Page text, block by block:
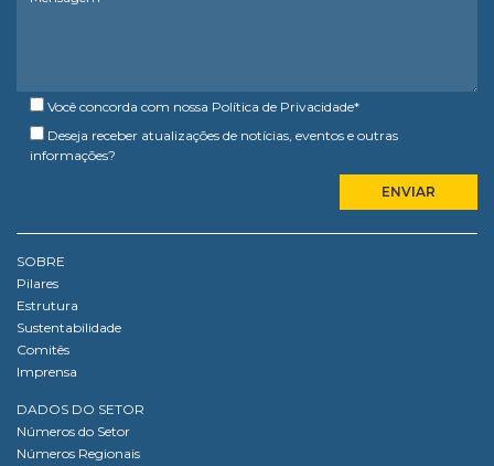
Você concorda com nossa Política de Privacidade*
Deseja receber atualizações de notícias, eventos e outras
informações?
SOBRE
Pilares
Estrutura
Sustentabilidade
Comitês
Imprensa
DADOS DO SETOR
Números do Setor
Números Regionais